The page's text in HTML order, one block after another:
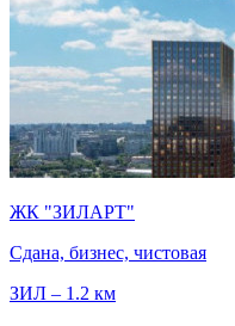
ЖК "ЗИЛАРТ"
Сдана, бизнес, чистовая
ЗИЛ – 1.2 км